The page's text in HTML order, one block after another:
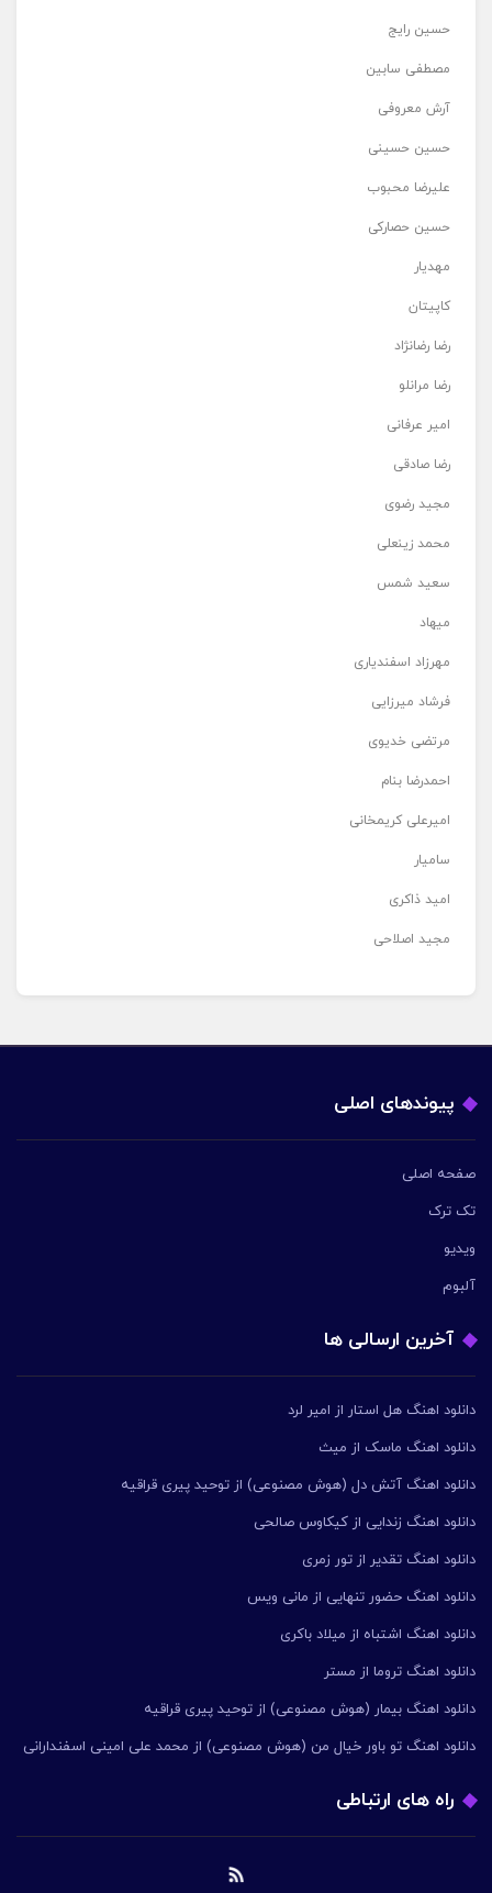
حسین رایج
مصطفی سابین
آرش معروفی
حسین حسینی
علیرضا محبوب
حسین حصارکی
مهدیار
کاپیتان
رضا رضانژاد
رضا مرانلو
امیر عرفانی
رضا صادقی
مجید رضوی
محمد زینعلی
سعید شمس
میهاد
مهرزاد اسفندیاری
فرشاد میرزایی
مرتضی خدیوی
احمدرضا بنام
امیرعلی کریمخانی
سامیار
امید ذاکری
مجید اصلاحی
پیوندهای اصلی
صفحه اصلی
تک ترک
ویدیو
آلبوم
آخرین ارسالی ها
دانلود اهنگ هل استار از امیر لرد
دانلود اهنگ ماسک از میث
دانلود اهنگ آتش دل (هوش مصنوعی) از توحید پیری قراقیه
دانلود اهنگ زندایی از کیکاوس صالحی
دانلود اهنگ تقدیر از تور زمری
دانلود اهنگ حضور تنهایی از مانی ویس
دانلود اهنگ اشتباه از میلاد باکری
دانلود اهنگ تروما از مستر
دانلود اهنگ بیمار (هوش مصنوعی) از توحید پیری قراقیه
دانلود اهنگ تو باور خیال من (هوش مصنوعی) از محمد علی امینی اسفندارانی
راه های ارتباطی